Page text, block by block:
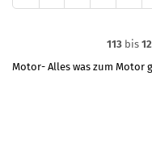
113 bis
Motor- Alles was zum Motor